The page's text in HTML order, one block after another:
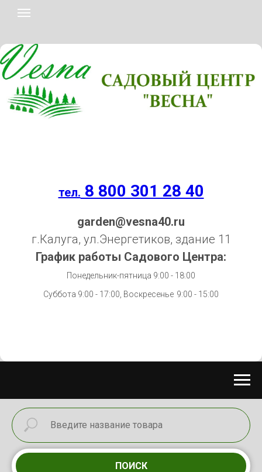
тел. 8 800 301 28 40
garden@vesna40.ru
г.Калуга, ул.Энергетиков, здание 11
График работы Садового Центра:
Понедельник-пятница 9:00 - 18:00
Суббота 9:00 - 17:00, Воскресенье 9:00 - 15:00
ПОИСК